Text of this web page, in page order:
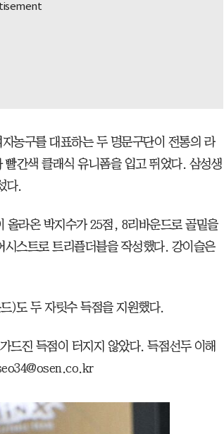
농구를 대표하는 두 명문구단이 전통의 라
간색 클래식 유니폼을 입고 뛰었다. 삼성생
다.
라온 박지수가 25점, 8리바운드로 골밑을
스트로 트리플더블을 작성했다. 강이슬은
)도 두 자릿수 득점을 지원했다.
드진 득점이 터지지 않았다. 득점선두 이해